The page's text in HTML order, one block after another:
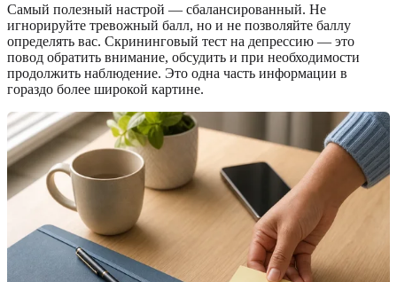
Самый полезный настрой — сбалансированный. Не
игнорируйте тревожный балл, но и не позволяйте баллу
определять вас. Скрининговый тест на депрессию — это
повод обратить внимание, обсудить и при необходимости
продолжить наблюдение. Это одна часть информации в
гораздо более широкой картине.